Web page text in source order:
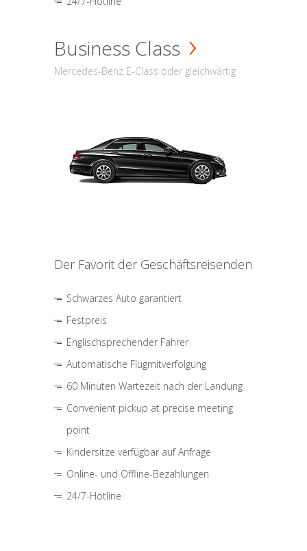
Business Class
Mercedes-Benz E-Class oder gleichwärtig
Der Favorit der Geschäftsreisenden
Schwarzes Auto garantiert
Festpreis
Englischsprechender Fahrer
Automatische Flugmitverfolgung
60 Minuten Wartezeit nach der Landung
Convenient pickup at precise meeting
point
Kindersitze verfügbar auf Anfrage
Online- und Offline-Bezahlungen
24/7-Hotline